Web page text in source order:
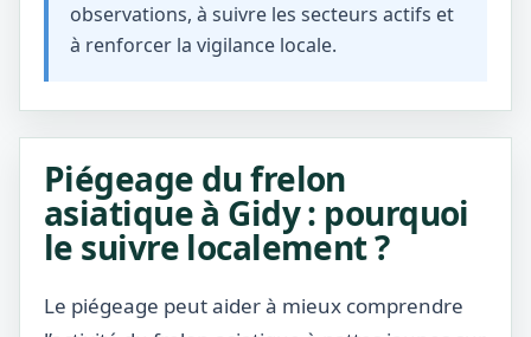
observations, à suivre les secteurs actifs et
à renforcer la vigilance locale.
Piégeage du frelon
asiatique à Gidy : pourquoi
le suivre localement ?
Le piégeage peut aider à mieux comprendre